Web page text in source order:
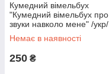
Кумедний вімельбух
"Кумедний вімельбух про
звуки навколо мене" /укр/
А1109007У "Ранок"
Немає в наявності
250 ₴